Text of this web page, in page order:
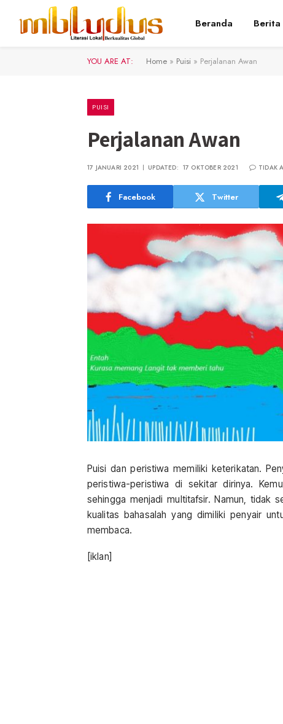
Beranda Berita
YOU ARE AT: Home » Puisi » Perjalanan Awan
PUISI
Perjalanan Awan
17 JANUARI 2021 UPDATED: 17 OKTOBER 2021 TIDAK
Facebook Twitter
Puisi dan peristiwa memiliki keterikatan.
peristiwa-peristiwa di sekitar dirinya.
sehingga menjadi multitafsir. Namun, tidak
kualitas bahasalah yang dimiliki penyair
membaca.
[iklan]